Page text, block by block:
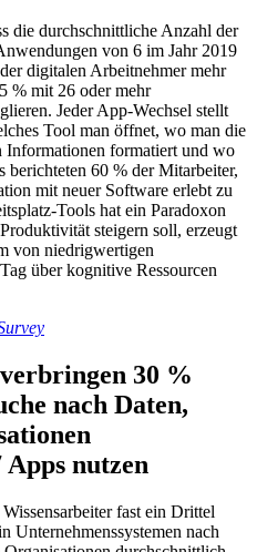
die durchschnittliche Anzahl der
von 6 im Jahr 2019
digitalen Arbeitnehmer mehr
% mit 26 oder mehr
Jeder App-Wechsel stellt
Tool man öffnet, wo man die
formatiert und wo
berichteten 60 % der Mitarbeiter,
mit neuer Software erlebt zu
Tools hat ein Paradoxon
steigern soll, erzeugt
von niedrigwertigen
über kognitive Ressourcen
30 %
nach Daten,
nutzen
fast ein Drittel
Unternehmenssystemen nach